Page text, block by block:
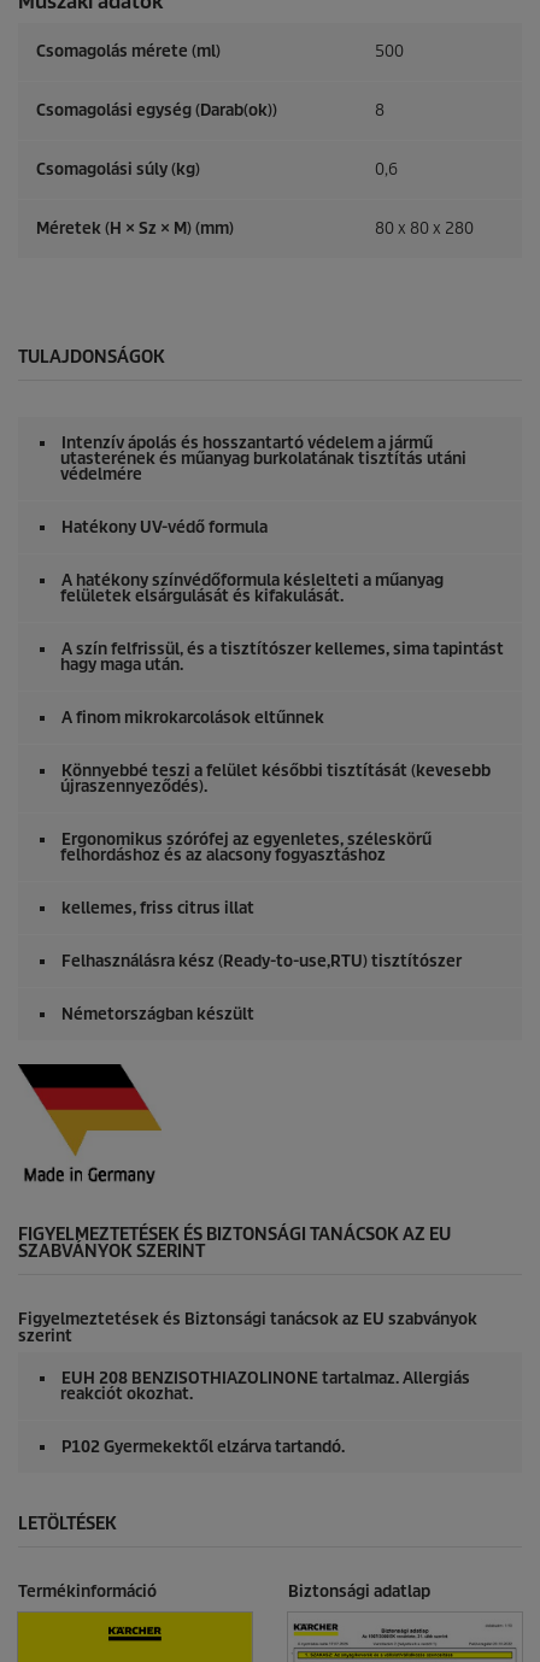
b
.
r
é
k
Csomagolás mérete (ml) 500
Csomagolási egység (Darab(ok)) 8
Csomagolási súly (kg) 0,6
Méretek (H × Sz × M) (mm) 80 x 80 x 280
TULAJDONSÁGOK
Intenzív ápolás és hosszantartó védelem a jármű
utasterének és műanyag burkolatának tisztítás utáni
védelmére
Hatékony UV-védő formula
A hatékony színvédőformula késlelteti a műanyag
felületek elsárgulását és kifakulását.
A szín felfrissül, és a tisztítószer kellemes, sima tapintást
hagy maga után.
A finom mikrokarcolások eltűnnek
Könnyebbé teszi a felület későbbi tisztítását (kevesebb
újraszennyeződés).
Ergonomikus szórófej az egyenletes, széleskörű
felhordáshoz és az alacsony fogyasztáshoz
kellemes, friss citrus illat
Felhasználásra kész (Ready-to-use,RTU) tisztítószer
Németországban készült
FIGYELMEZTETÉSEK ÉS BIZTONSÁGI TANÁCSOK AZ EU
SZABVÁNYOK SZERINT
Figyelmeztetések és Biztonsági tanácsok az EU szabványok
szerint
EUH 208 BENZISOTHIAZOLINONE tartalmaz. Allergiás
reakciót okozhat.
P102 Gyermekektől elzárva tartandó.
LETÖLTÉSEK
Termékinformáció Biztonsági adatlap